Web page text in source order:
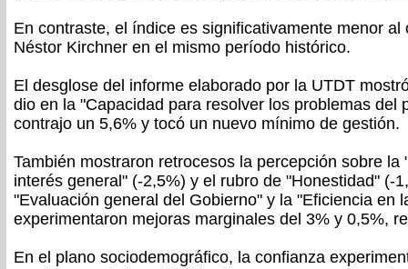
En contraste, el índice es significativamente menor
Néstor Kirchner en el mismo período histórico.
El desglose del informe elaborado por la UTDT
dio en la "Capacidad para resolver los problemas del
contrajo un 5,6% y tocó un nuevo mínimo de gestión.
También mostraron retrocesos la percepción sobre la
interés general" (-2,5%) y el rubro de "Honestidad" (-
"Evaluación general del Gobierno" y la "Eficiencia en
experimentaron mejoras marginales del 3% y 0,5%,
En el plano sociodemográfico, la confianza